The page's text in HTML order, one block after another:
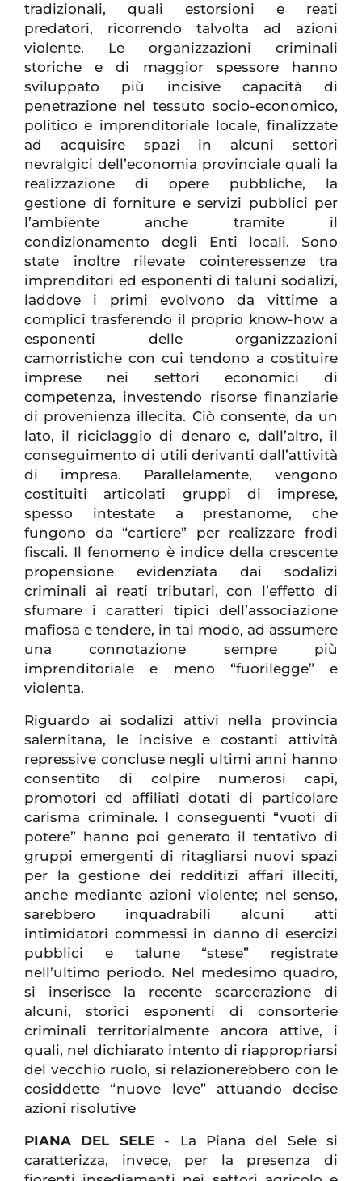
tradizionali, quali estorsioni e reati
predatori, ricorrendo talvolta ad azioni
violente. Le organizzazioni criminali
storiche e di maggior spessore hanno
sviluppato più incisive capacità di
penetrazione nel tessuto socio-economico,
politico e imprenditoriale locale, finalizzate
ad acquisire spazi in alcuni settori
nevralgici dell’economia provinciale quali la
realizzazione di opere pubbliche, la
gestione di forniture e servizi pubblici per
l’ambiente anche tramite il
condizionamento degli Enti locali. Sono
state inoltre rilevate cointeressenze tra
imprenditori ed esponenti di taluni sodalizi,
laddove i primi evolvono da vittime a
complici trasferendo il proprio know-how a
esponenti delle organizzazioni
camorristiche con cui tendono a costituire
imprese nei settori economici di
competenza, investendo risorse finanziarie
di provenienza illecita. Ciò consente, da un
lato, il riciclaggio di denaro e, dall’altro, il
conseguimento di utili derivanti dall’attività
di impresa. Parallelamente, vengono
costituiti articolati gruppi di imprese,
spesso intestate a prestanome, che
fungono da “cartiere” per realizzare frodi
fiscali. Il fenomeno è indice della crescente
propensione evidenziata dai sodalizi
criminali ai reati tributari, con l’effetto di
sfumare i caratteri tipici dell’associazione
mafiosa e tendere, in tal modo, ad assumere
una connotazione sempre più
imprenditoriale e meno “fuorilegge” e
violenta.
Riguardo ai sodalizi attivi nella provincia
salernitana, le incisive e costanti attività
repressive concluse negli ultimi anni hanno
consentito di colpire numerosi capi,
promotori ed affiliati dotati di particolare
carisma criminale. I conseguenti “vuoti di
potere” hanno poi generato il tentativo di
gruppi emergenti di ritagliarsi nuovi spazi
per la gestione dei redditizi affari illeciti,
anche mediante azioni violente; nel senso,
sarebbero inquadrabili alcuni atti
intimidatori commessi in danno di esercizi
pubblici e talune “stese” registrate
nell’ultimo periodo. Nel medesimo quadro,
si inserisce la recente scarcerazione di
alcuni, storici esponenti di consorterie
criminali territorialmente ancora attive, i
quali, nel dichiarato intento di riappropriarsi
del vecchio ruolo, si relazionerebbero con le
cosiddette “nuove leve” attuando decise
azioni risolutive
PIANA DEL SELE - La Piana del Sele si
caratterizza, invece, per la presenza di